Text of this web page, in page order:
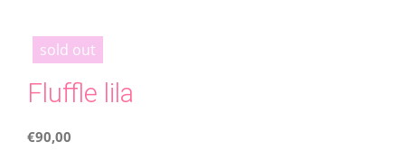
sold out
Fluffle lila
€90,00